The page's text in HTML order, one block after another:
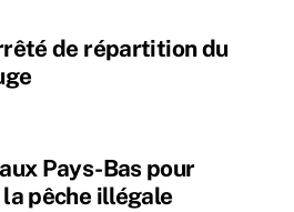
de répartition du
Pays-Bas pour
pêche illégale